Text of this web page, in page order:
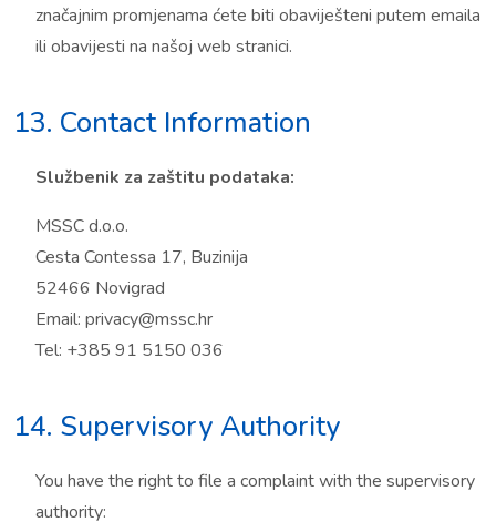
značajnim promjenama ćete biti obaviješteni putem emaila
ili obavijesti na našoj web stranici.
13. Contact Information
Službenik za zaštitu podataka:
MSSC d.o.o.
Cesta Contessa 17, Buzinija
52466 Novigrad
Email: privacy@mssc.hr
Tel: +385 91 5150 036
14. Supervisory Authority
You have the right to file a complaint with the supervisory
authority: